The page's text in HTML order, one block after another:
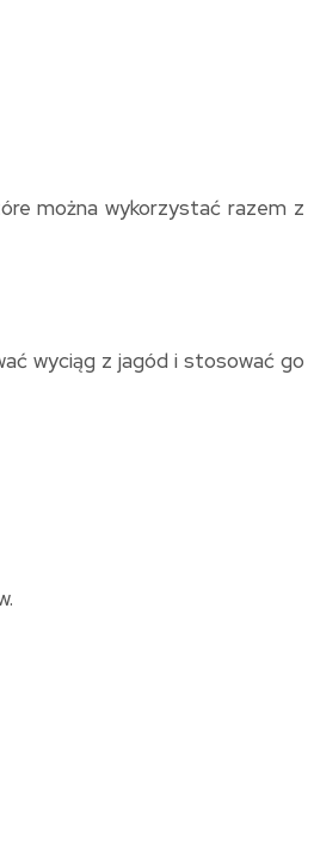
można wykorzystać razem z
wyciąg z jagód i stosować go